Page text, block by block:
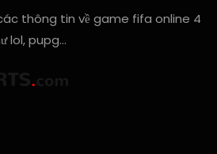
thông tin về game fifa online 4
lol, pupg…